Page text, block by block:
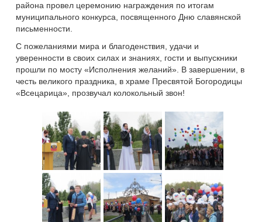
района провел церемонию награждения по итогам
муниципального конкурса, посвященного Дню славянской
письменности.
С пожеланиями мира и благоденствия, удачи и
уверенности в своих силах и знаниях, гости и выпускники
прошли по мосту «Исполнения желаний». В завершении, в
честь великого праздника, в храме Пресвятой Богородицы
«Всецарица», прозвучал колокольный звон!